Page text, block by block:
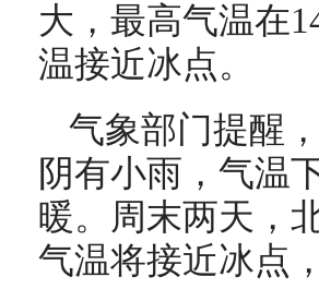
大，最高气温在
温接近冰点。
气象部门提醒
阴有小雨，气温
暖。周末两天，
气温将接近冰点